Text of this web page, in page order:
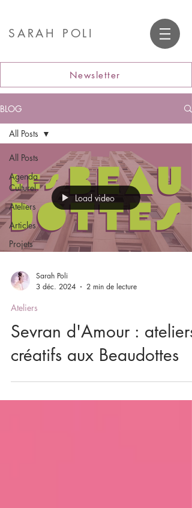
SARAH POLI
Newsletter
BLOG
All Posts
Agenda
Culturel
Ateliers
Articles
Projets
All Posts
Load video
Sarah Poli
3 déc. 2024
2 min de lecture
Ateliers
Sevran d'Amour : ateliers
créatifs aux Beaudottes